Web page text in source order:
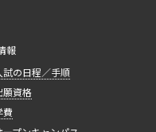
報
試の日程／手順
願資格
費